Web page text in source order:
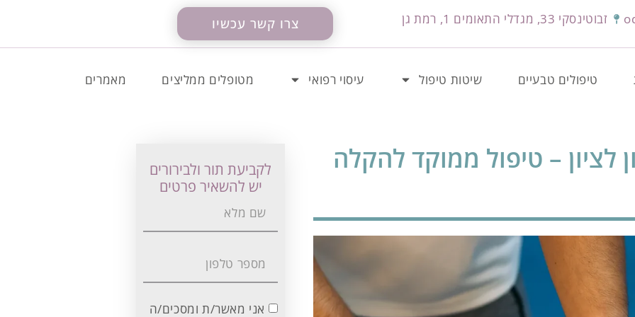
זבוטינסקי 33, מגדלי התאומים 1, רמת גן צרו קשר עכשיו
טיפולים טבעיים שיטות טיפול עיסוי רפואי מטופלים ממליצים מאמרים
לציון – טיפול ממוקד להקלה
לקביעת תור ולבירורים
יש להשאיר פרטים
אני מאשר/ת ומסכים/ה